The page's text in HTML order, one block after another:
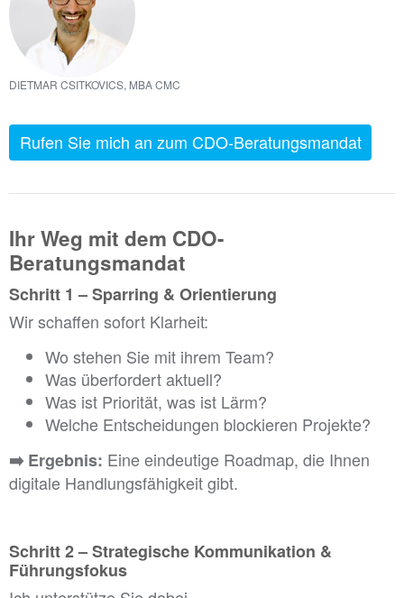
DIETMAR CSITKOVICS, MBA CMC
Rufen Sie mich an zum CDO-Beratungsmandat
Ihr Weg mit dem CDO-
Beratungsmandat
Schritt 1 – Sparring & Orientierung
Wir schaffen sofort Klarheit:
Wo stehen Sie mit ihrem Team?
Was überfordert aktuell?
Was ist Priorität, was ist Lärm?
Welche Entscheidungen blockieren Projekte?
➡️Ergebnis: Eine eindeutige Roadmap, die Ihnen
digitale Handlungsfähigkeit gibt.
Schritt 2 – Strategische Kommunikation &
Führungsfokus